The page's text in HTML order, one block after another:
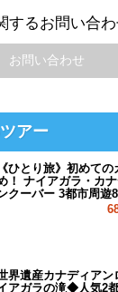
するお問い合
お問い合わせ
アー
《ひとり旅》初めて
！ ナイアガラ・カ
クーバー 3都市周遊
界遺産カナディア
アガラの滝◆人気2